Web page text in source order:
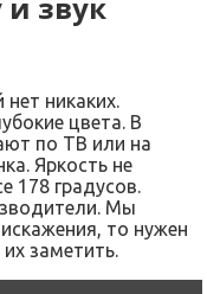
звук
нет никаких.
цвета. В
по ТВ или на
Яркость не
178 градусов.
Мы
то нужен
заметить.